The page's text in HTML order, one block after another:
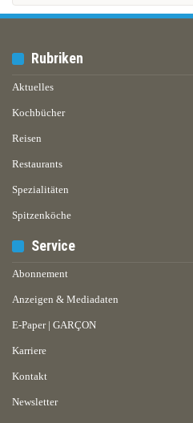
Rubriken
Aktuelles
Kochbücher
Reisen
Restaurants
Spezialitäten
Spitzenköche
Service
Abonnement
Anzeigen & Mediadaten
E-Paper | GARÇON
Karriere
Kontakt
Newsletter